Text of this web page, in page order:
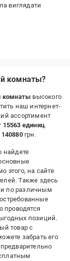
виглядати
комнаты?
комнаты высокого
наш интернет-
ассортимент
15563 единиц.
грн.
найдете
этого, на сайте
Также здесь
по различным
проводятся
позиций.
товар с
забрать его